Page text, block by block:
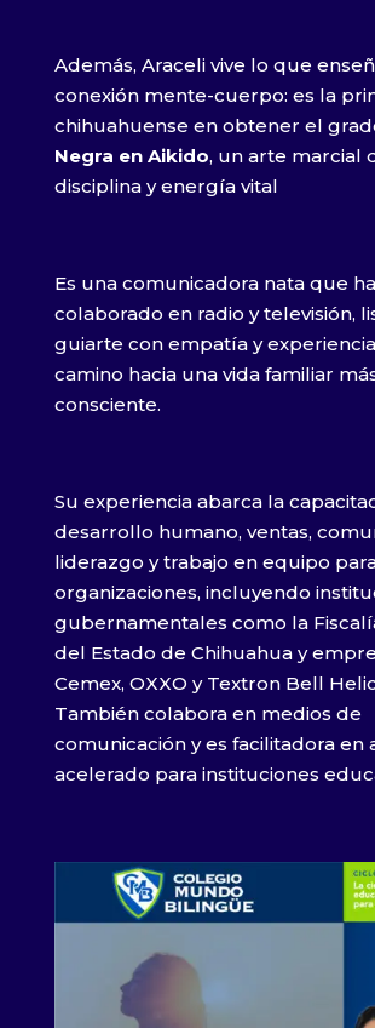
Además, Araceli vive lo que
conexión mente-cuerpo: es la
chihuahuense en obtener el
Negra en Aikido, un arte marcial
disciplina y energía vital
Es una comunicadora nata que ha
colaborado en radio y televisión,
guiarte con empatía y
camino hacia una vida familiar
consciente.
Su experiencia abarca la
desarrollo humano, ventas,
liderazgo y trabajo en equipo
organizaciones, incluyendo
gubernamentales como la
del Estado de Chihuahua y
Cemex, OXXO y Textron Bell
También colabora en medios de
comunicación y es facilitadora en
acelerado para instituciones